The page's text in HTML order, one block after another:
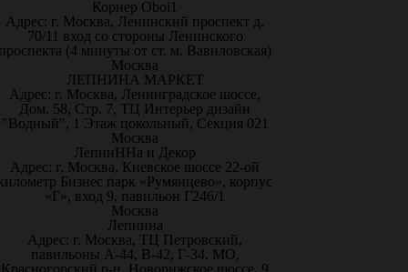
Корнер Oboi1
Адрес: г. Москва, Ленинский проспект д.
70/11 вход со стороны Ленинского
(4 минуты от ст. м. Вавиловская)
Москва
ЛЕПНИНА МАРКЕТ
Адрес: г. Москва, Ленинградское шоссе,
Дом. 58, Стр. 7, ТЦ Интерьер дизайн
"Водный", 1 Этаж цокольный, Секция 021
Москва
ЛепниННа и Декор
Адрес: г. Москва, Киевское шоссе 22-ой
Бизнес парк «Румянцево», корпус
«Г», вход 9, павильон Г246/1
Москва
Лепнина
Адрес: г. Москва, ТЦ Петровский,
павильоны А-44, В-42, Г-34. МО,
Красногорский р-н, Новорижское шоссе, 9